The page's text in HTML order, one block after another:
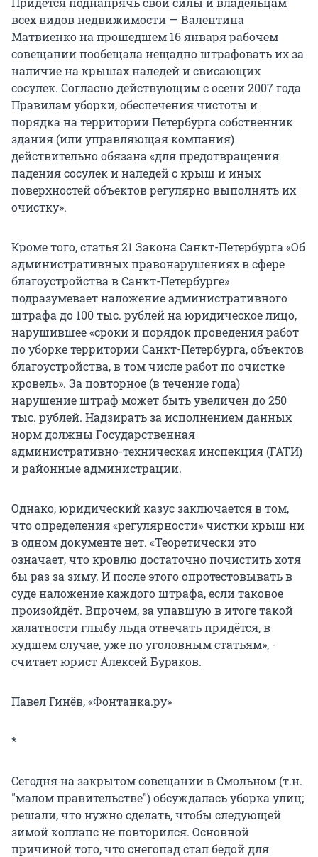
всех видов недвижимости — Валентина
Матвиенко на прошедшем 16 января рабочем
совещании пообещала нещадно штрафовать их за
наличие на крышах наледей и свисающих
сосулек. Согласно действующим с осени 2007 года
Правилам уборки, обеспечения чистоты и
порядка на территории Петербурга собственник
здания (или управляющая компания)
действительно обязана «для предотвращения
падения сосулек и наледей с крыш и иных
поверхностей объектов регулярно выполнять их
очистку».
Кроме того, статья 21 Закона Санкт-Петербурга «Об
административных правонарушениях в сфере
благоустройства в Санкт-Петербурге»
подразумевает наложение административного
штрафа до 100 тыс. рублей на юридическое лицо,
нарушившее «сроки и порядок проведения работ
по уборке территории Санкт-Петербурга, объектов
благоустройства, в том числе работ по очистке
кровель». За повторное (в течение года)
нарушение штраф может быть увеличен до 250
тыс. рублей. Надзирать за исполнением данных
норм должны Государственная
административно-техническая инспекция (ГАТИ)
и районные администрации.
Однако, юридический казус заключается в том,
что определения «регулярности» чистки крыш ни
в одном документе нет. «Теоретически это
означает, что кровлю достаточно почистить хотя
бы раз за зиму. И после этого опротестовывать в
суде наложение каждого штрафа, если таковое
произойдёт. Впрочем, за упавшую в итоге такой
халатности глыбу льда отвечать придётся, в
худшем случае, уже по уголовным статьям», -
считает юрист Алексей Бураков.
Павел Гинёв, «Фонтанка.ру»
*
Сегодня на закрытом совещании в Смольном (т.н.
"малом правительстве") обсуждалась уборка улиц;
решали, что нужно сделать, чтобы следующей
зимой коллапс не повторился. Основной
причиной того, что снегопад стал бедой для